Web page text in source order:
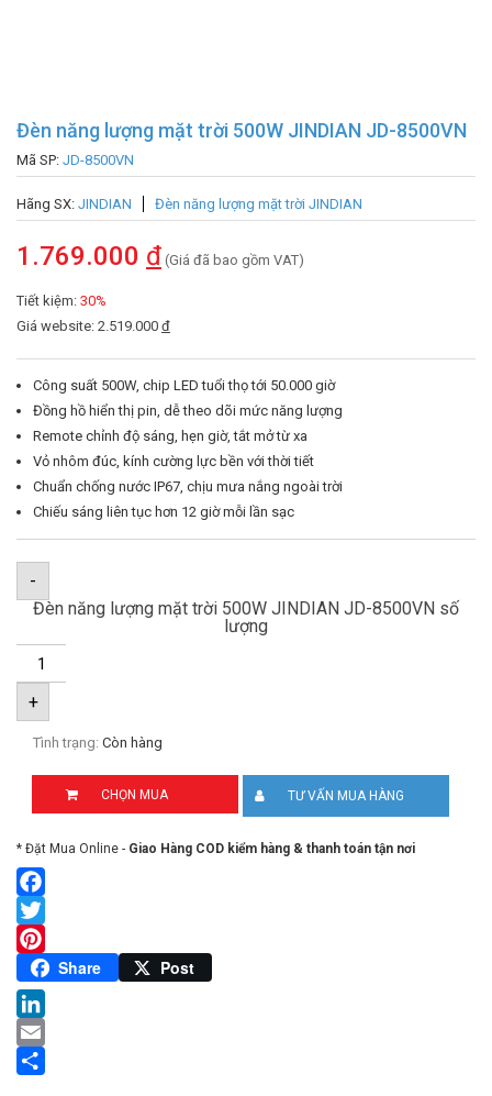
Đèn năng lượng mặt trời 500W JINDIAN JD-8500VN
Mã SP: JD-8500VN
Hãng SX: JINDIAN Đèn năng lượng mặt trời JINDIAN
1.769.000 đ (Giá đã bao gồm VAT)
Tiết kiệm: 30%
Giá website: 2.519.000 đ
Công suất 500W, chip LED tuổi thọ tới 50.000 giờ
Đồng hồ hiển thị pin, dễ theo dõi mức năng lượng
Remote chỉnh độ sáng, hẹn giờ, tắt mở từ xa
Vỏ nhôm đúc, kính cường lực bền với thời tiết
Chuẩn chống nước IP67, chịu mưa nắng ngoài trời
Chiếu sáng liên tục hơn 12 giờ mỗi lần sạc
-
Đèn năng lượng mặt trời 500W JINDIAN JD-8500VN số
lượng
+
Tình trạng: Còn hàng
CHỌN MUA TƯ VẤN MUA HÀNG
* Đặt Mua Online - Giao Hàng COD kiểm hàng & thanh toán tận nơi
Facebook
Twitter
Pinterest
Share Post
LinkedIn
Email